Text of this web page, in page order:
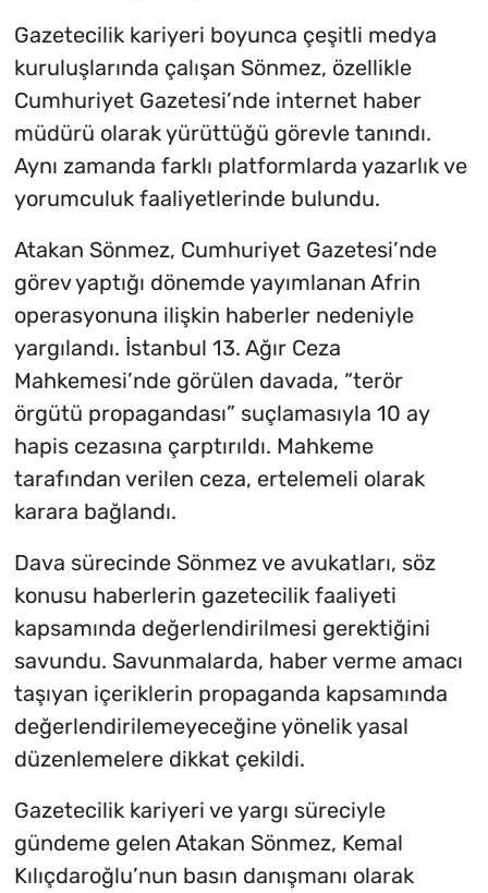
Gazetecilik kariyeri boyunca çeşitli medya
kuruluşlarında çalışan Sönmez, özellikle
Cumhuriyet Gazetesi’nde internet haber
müdürü olarak yürüttüğü görevle tanındı.
Aynı zamanda farklı platformlarda yazarlık ve
yorumculuk faaliyetlerinde bulundu.
Atakan Sönmez, Cumhuriyet Gazetesi’nde
görev yaptığı dönemde yayımlanan Afrin
operasyonuna ilişkin haberler nedeniyle
yargılandı. İstanbul 13. Ağır Ceza
Mahkemesi’nde görülen davada, “terör
örgütü propagandası” suçlamasıyla 10 ay
hapis cezasına çarptırıldı. Mahkeme
tarafından verilen ceza, ertelemeli olarak
karara bağlandı.
Dava sürecinde Sönmez ve avukatları, söz
konusu haberlerin gazetecilik faaliyeti
kapsamında değerlendirilmesi gerektiğini
savundu. Savunmalarda, haber verme amacı
taşıyan içeriklerin propaganda kapsamında
değerlendirilemeyeceğine yönelik yasal
düzenlemelere dikkat çekildi.
Gazetecilik kariyeri ve yargı süreciyle
gündeme gelen Atakan Sönmez, Kemal
Kılıçdaroğlu’nun basın danışmanı olarak